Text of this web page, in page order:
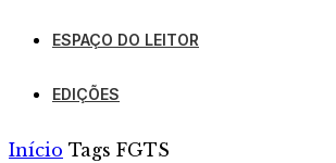
ESPAÇO DO LEITOR
EDIÇÕES
Início Tags FGTS